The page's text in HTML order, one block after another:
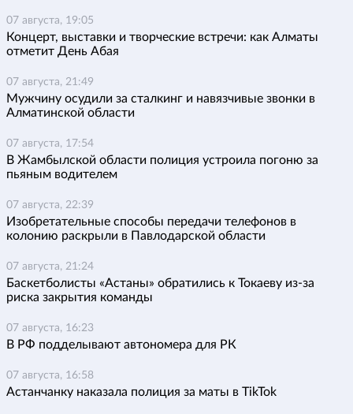
07 августа, 19:05
Концерт, выставки и творческие встречи: как Алматы
отметит День Абая
07 августа, 21:49
Мужчину осудили за сталкинг и навязчивые звонки в
Алматинской области
07 августа, 17:54
В Жамбылской области полиция устроила погоню за
пьяным водителем
07 августа, 22:39
Изобретательные способы передачи телефонов в
колонию раскрыли в Павлодарской области
07 августа, 21:24
Баскетболисты «Астаны» обратились к Токаеву из-за
риска закрытия команды
07 августа, 16:23
В РФ подделывают автономера для РК
07 августа, 16:58
Астанчанку наказала полиция за маты в TikTok